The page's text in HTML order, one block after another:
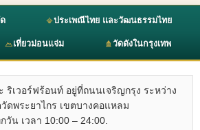
ประเพณีไทย และวัฒนธรรมไทย
เที่ยวม่อนแจ่ม วัดดังในกรุงเทพ
ริเวอร์ฟร้อนท์ อยู่ที่ถนนเจริญกรุง ระหว่าง
ดพระยาไกร เขตบางคอแหลม
วัน เวลา 10:00 – 24:00.